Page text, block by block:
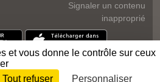
Signaler un contenu
inapproprié
Connexion
et vous donne le contrôle sur ceux
Tout refuser Personnaliser